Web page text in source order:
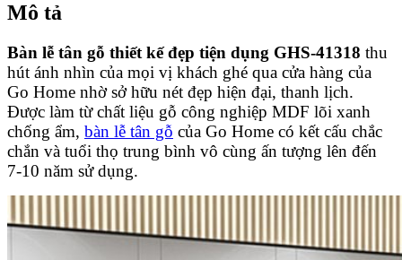
Mô tả
Bàn lễ tân gỗ thiết kế đẹp tiện dụng GHS-41318 thu
hút ánh nhìn của mọi vị khách ghé qua cửa hàng của
Go Home nhờ sở hữu nét đẹp hiện đại, thanh lịch.
Được làm từ chất liệu gỗ công nghiệp MDF lõi xanh
chống ẩm, bàn lễ tân gỗ của Go Home có kết cấu chắc
chắn và tuổi thọ trung bình vô cùng ấn tượng lên đến
7-10 năm sử dụng.